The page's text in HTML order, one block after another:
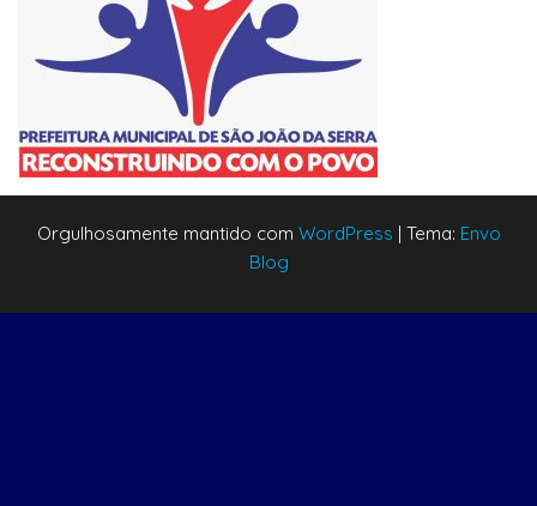
Orgulhosamente mantido com WordPress | Tema: Envo
Blog